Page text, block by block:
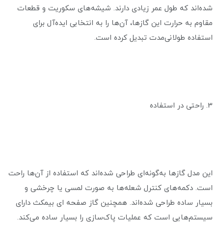
شده‌اند که طول عمر زیادی دارند. شیشه‌های سکوریت و قطعات
مقاوم به حرارت این گازها، آن‌ها را به انتخابی ایده‌آل برای
استفاده طولانی‌مدت تبدیل کرده است.
3. راحتی در استفاده
این مدل گازها به‌گونه‌ای طراحی شده‌اند که استفاده از آن‌ها راحت
است. دکمه‌های کنترل شعله‌ها به صورت لمسی یا چرخشی و
بسیار ساده طراحی شده‌اند. همچنین گاز صفحه ای بیمکث دارای
سیستم‌هایی است که عملیات پاک‌سازی را بسیار ساده می‌کند.